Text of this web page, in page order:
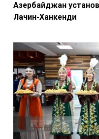
Азербайджан
Лачин-Ханкенди